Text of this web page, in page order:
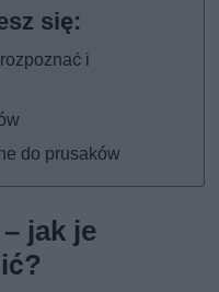
i
do prusaków
jak je